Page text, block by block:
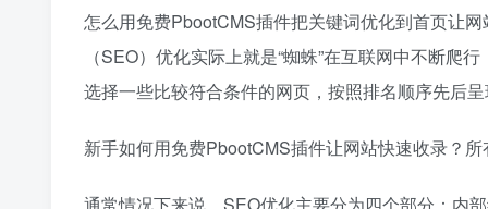
怎么用免费PbootCMS插件把关键词优化到首页让
（SEO）优化实际上就是“蜘蛛”在互联网中不断爬
选择一些比较符合条件的网页，按照排名顺序先后
新手如何用免费PbootCMS插件让网站快速收录？